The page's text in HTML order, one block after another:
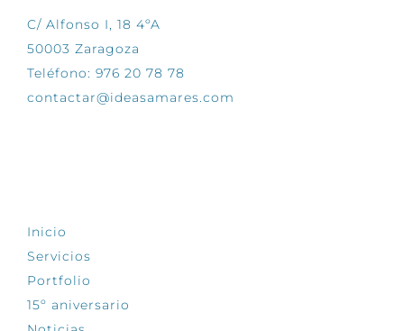
C/ Alfonso I, 18 4ºA
50003 Zaragoza
Teléfono: 976 20 78 78
contactar@ideasamares.com
Inicio
Servicios
Portfolio
15º aniversario